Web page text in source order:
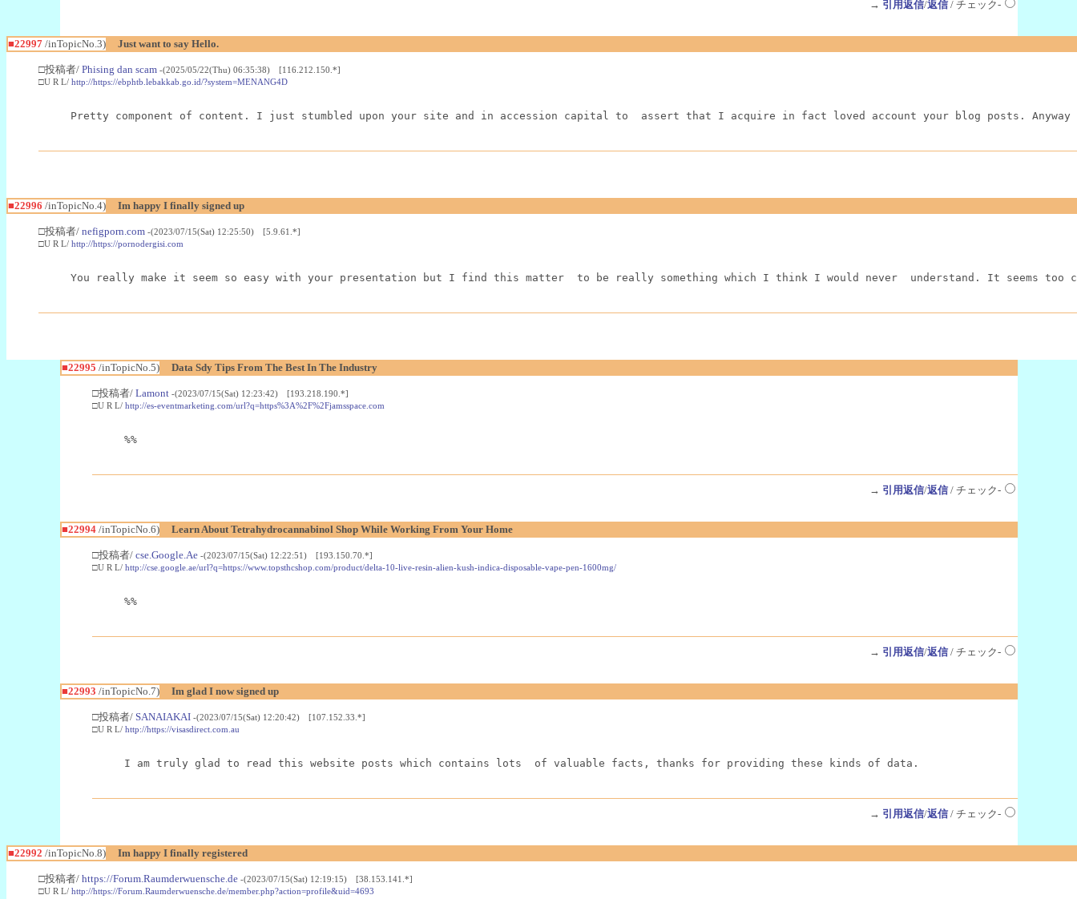
→ 引用返信/返信/ チェック-
■22997 /inTopicNo.3) Just want to say Hello.
□投稿者/ Phising dan scam -(2025/05/22(Thu) 06:35:38) [116.212.150.*]
□U R L/ http://https://ebphtb.lebakkab.go.id/?system=MENANG4D
Pretty component of content. I just stumbled upon your site and in accession capital to  assert that I acquire in fact loved account your blog posts.
■22996 /inTopicNo.4) Im happy I finally signed up
□投稿者/ nefigporn.com -(2023/07/15(Sat) 12:25:50) [5.9.61.*]
□U R L/ http://https://pornodergisi.com
You really make it seem so easy with your presentation but I find this matter  to be really something which I think I would never  understand. It seems
■22995 /inTopicNo.5) Data Sdy Tips From The Best In The Industry
□投稿者/ Lamont -(2023/07/15(Sat) 12:23:42) [193.218.190.*]
□U R L/ http://es-eventmarketing.com/url?q=https%3A%2F%2Fjamsspace.com
%%
→ 引用返信/返信/ チェック-
■22994/inTopicNo.6) Learn About Tetrahydrocannabinol Shop While Working From Your Home
□投稿者/ cse.Google.Ae -(2023/07/15(Sat) 12:22:51) [193.150.70.*]
□U R L/ http://cse.google.ae/url?q=https://www.topsthcshop.com/product/delta-10-live-resin-alien-kush-indica-disposable-vape-pen-1600mg/
%%
→ 引用返信/返信/ チェック-
■22993 /inTopicNo.7) Im glad I now signed up
□投稿者/ SANAIAKAI -(2023/07/15(Sat) 12:20:42) [107.152.33.*]
□U R L/ http://https://visasdirect.com.au
I am truly glad to read this website posts which contains lots  of valuable facts, thanks for providing these kinds of data.
→ 引用返信/返信/ チェック-
■22992 /inTopicNo.8) Im happy I finally registered
□投稿者/ https://Forum.Raumderwuensche.de -(2023/07/15(Sat) 12:19:15) [38.153.141.*]
□U R L/ http://https://Forum.Raumderwuensche.de/member.php?action=profile&uid=4693